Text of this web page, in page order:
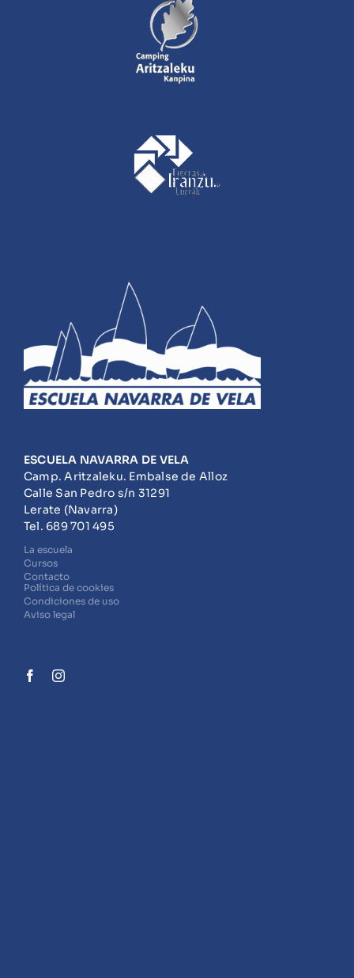
ESCUELA NAVARRA DE VELA
Camp. Aritzaleku. Embalse de Alloz
Calle San Pedro s/n 31291
Lerate (Navarra)
Tel. 689 701 495
La escuela
Cursos
Contacto
Política de cookies
Condiciones de uso
Aviso legal